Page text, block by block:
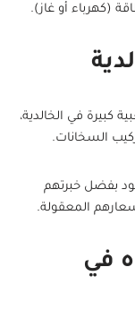
(كهرباء أو غاز).
كبيرة في الخالدية،
السخانات.
بفضل خبرتهم
المعقولة.
في